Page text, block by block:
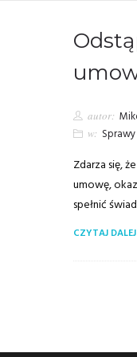
autor:
w:
Zdarza się,
umowę,
spełnić
CZYTAJ DALEJ